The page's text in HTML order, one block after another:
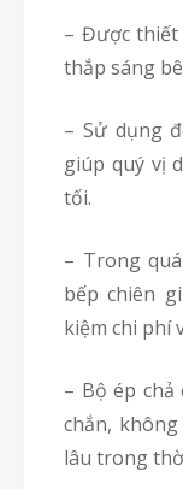
– Được thiết kế tủ kiếng hai tầng và đèn led
thắp sáng
– Sử dụng đèn led chiếu sang trên mái che
giúp quý vị
tối.
– Trong quá trình ủ bánh, quạt sẽ làm mát
bếp chiên
kiệm chi phí
– Bộ ép chả cá được làm bằng inox 304 chắc
chắn,
lâu trong